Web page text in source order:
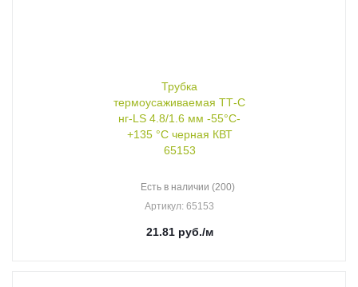
Трубка
термоусаживаемая ТТ-С
нг-LS 4.8/1.6 мм -55°C-
+135 °C черная КВТ
65153
Есть в наличии (200)
Артикул: 65153
21.81руб./м